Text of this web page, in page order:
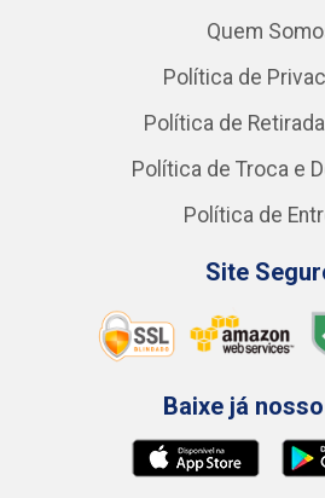
Quem
Política de
Política de
Política de Troca e
Política de
Site
Baixe já